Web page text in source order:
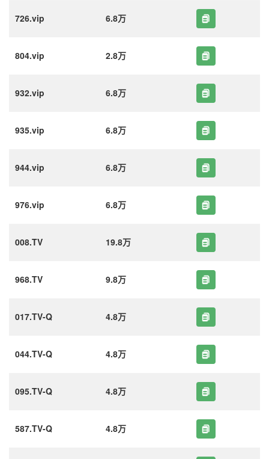
726.vip 6.8万
804.vip 2.8万
932.vip 6.8万
935.vip 6.8万
944.vip 6.8万
976.vip 6.8万
008.TV 19.8万
968.TV 9.8万
017.TV-Q 4.8万
044.TV-Q 4.8万
095.TV-Q 4.8万
587.TV-Q 4.8万